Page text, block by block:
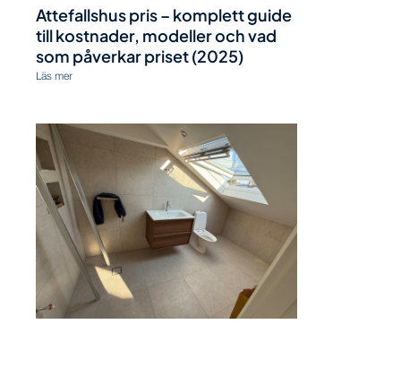
Attefallshus pris – komplett guide
till kostnader, modeller och vad
som påverkar priset (2025)
Läs mer